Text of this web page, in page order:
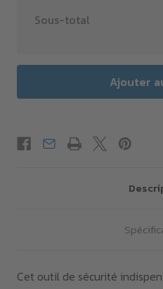
Sous-total
Cet outil de sécurité